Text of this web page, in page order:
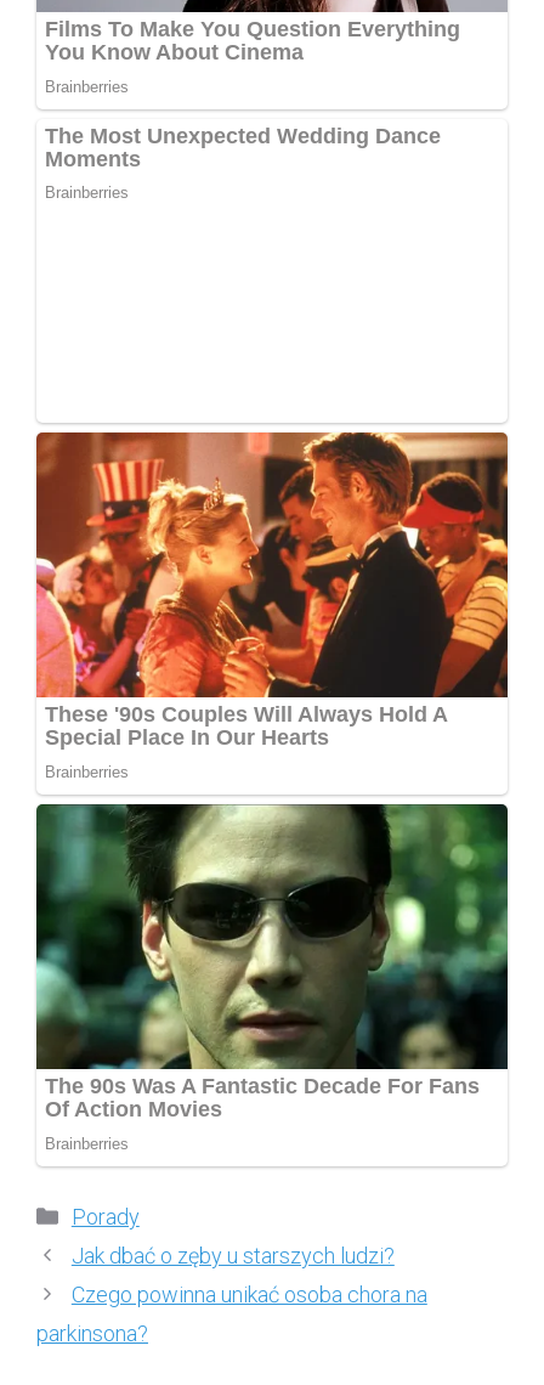
Kategorie
Porady
Jak dbać o zęby u starszych ludzi?
Czego powinna unikać osoba chora na
parkinsona?